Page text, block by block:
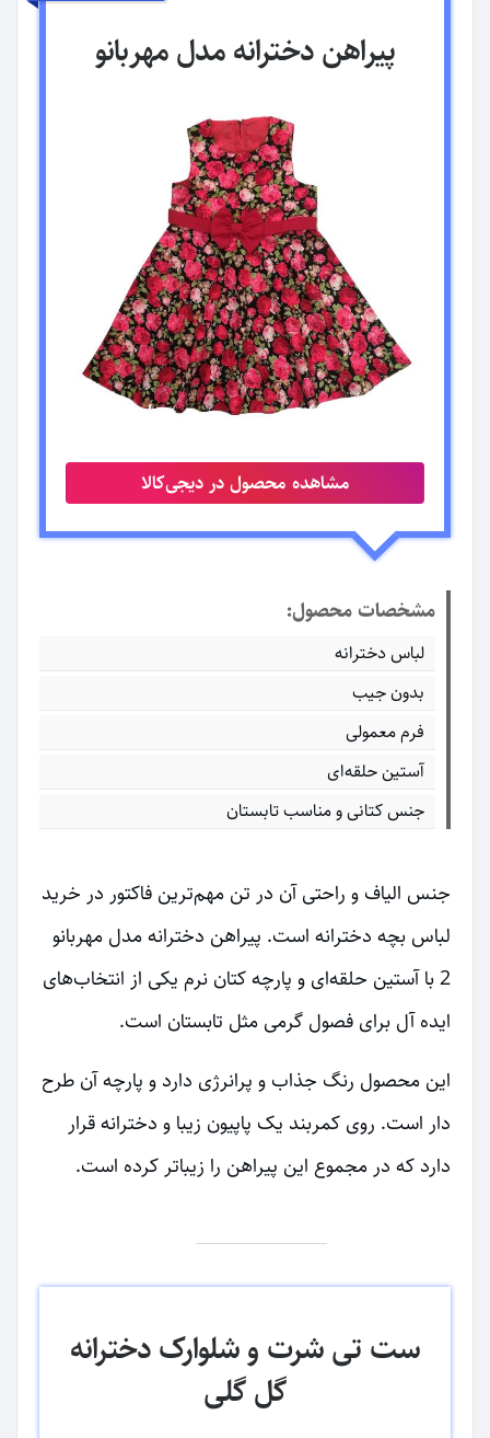
پیراهن دخترانه مدل مهربانو
مشاهده محصول در دیجی‌کالا
مشخصات محصول:
لباس دخترانه
بدون جیب
فرم معمولی
آستین حلقه‌ای
جنس کتانی و مناسب تابستان
جنس الیاف و راحتی آن در تن مهم‌ترین فاکتور در خرید
لباس بچه دخترانه است. پیراهن دخترانه مدل مهربانو
2 با آستین حلقه‌ای و پارچه کتان نرم یکی از انتخاب‌های
ایده آل برای فصول گرمی مثل تابستان است.
این محصول رنگ جذاب و پرانرژی دارد و پارچه آن طرح
دار است. روی کمربند یک پاپیون زیبا و دخترانه قرار
دارد که در مجموع این پیراهن را زیباتر کرده است.
ست تی شرت و شلوارک دخترانه
گل گلی